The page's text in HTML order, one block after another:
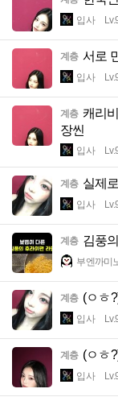
입사
계층 서로
입사
계층 캐리
장씬
입사
계층 실제
입사
계층 김풍
부엔까미
계층 (ㅇㅎ
입사
계층 (ㅇㅎ
입사